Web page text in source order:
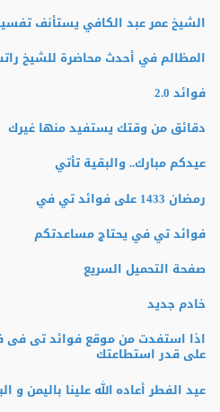
الشيخ عمر عبد الكافي يستأنف
المظالم في أحدث محاضرة للشيخ
فوائد 2.0
دقائق من وقتك يستفيد منها غيرك
عيدكم مبارك.. والبقية تأتي
رمضان 1433 على فوائد تي في
فوائد تي في يحتاج مساعدتكم
صفحة التحميل السريع
خادم جديد
اذا استفدت من موقع فوائد تى فى
على قدر استطاعتك
عيد الفطر أعاده الله علينا باليمن و